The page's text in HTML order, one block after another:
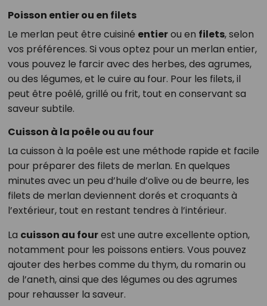
Poisson entier ou en filets
Le merlan peut être cuisiné entierou en filets, selon
vos préférences. Si vous optez pour un merlan entier,
vous pouvez le farcir avec des herbes, des agrumes,
ou des légumes, et le cuire au four. Pour les filets, il
peut être poêlé, grillé ou frit, tout en conservant sa
saveur subtile.
Cuisson à la poêle ou au four
La cuisson à la poêle est une méthode rapide et facile
pour préparer des filets de merlan. En quelques
minutes avec un peu d’huile d’olive ou de beurre, les
filets de merlan deviennent dorés et croquants à
l’extérieur, tout en restant tendres à l’intérieur.
La cuisson au fourest une autre excellente option,
notamment pour les poissons entiers. Vous pouvez
ajouter des herbes comme du thym, du romarin ou
de l’aneth, ainsi que des légumes ou des agrumes
pour rehausser la saveur.